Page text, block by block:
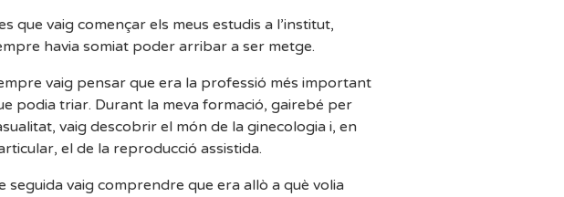
que vaig començar els meus estudis a l’institut,
havia somiat poder arribar a ser metge.
vaig pensar que era la professió més important
podia triar. Durant la meva formació, gairebé per
vaig descobrir el món de la ginecologia i, en
el de la reproducció assistida.
seguida vaig comprendre que era allò a què volia